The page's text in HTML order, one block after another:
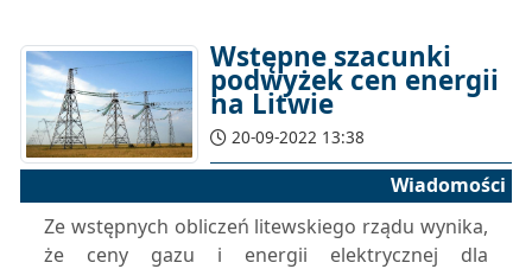
Wstępne szacunki
podwyżek cen energii
na Litwie
20-09-2022 13:38
Wiadomości
Ze wstępnych obliczeń litewskiego rządu wynika,
że ​​ceny gazu i energii elektrycznej dla